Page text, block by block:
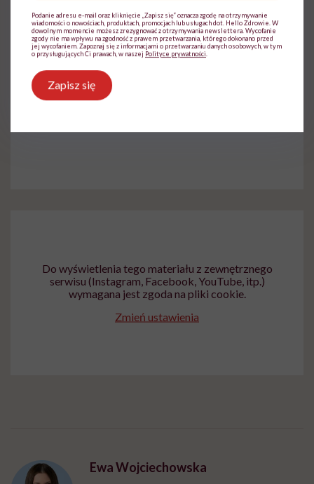
Do wyświetlenia tego materiału z zewnętrznego
serwisu (Instagram, Facebook, YouTube, itp.)
wymagana jest zgoda na pliki cookie.
Do wyświetlenia tego materiału z zewnętrznego
serwisu (Instagram, Facebook, YouTube, itp.)
wymagana jest zgoda na pliki cookie.
Zmień ustawienia
Ewa Wojciechowska
Podanie adresu e-mail oraz kliknięcie „Zapisz się” oznacza zgodę na otrzymywanie
wiadomości o nowościach, produktach, promocjach lub usługach dot. Hello Zdrowie. W
dowolnym momencie możesz zrezygnować z otrzymywania newslettera. Wycofanie
zgody nie ma wpływu na zgodność z prawem przetwarzania, którego dokonano przed
jej wycofaniem. Zapoznaj się z informacjami o przetwarzaniu danych osobowych, w tym
o przysługujących Ci prawach, w naszej Polityce prywatności
Zapisz się